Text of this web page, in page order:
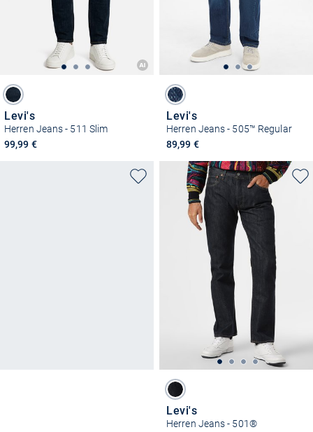
Levi's
Herren Jeans - 511 Slim
99,99 €
Levi's
Herren Jeans - 505™ Regular
89,99 €
Levi's
Herren Jeans - 501®